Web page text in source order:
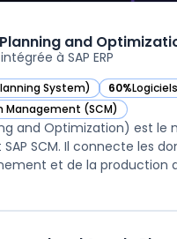
and
à SAP ERP
System)
and Optimization (SAP APO)
60%
— voir SAP
Management (SCM)
and Optimization (SAP APO)
and Optimization) est
SCM. Il connecte les
et de la production